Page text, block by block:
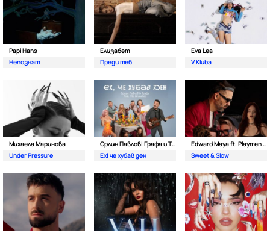
Papi Hans
Непознат
Елизабет
Преди теб
Eva Lea
V Kluba
Михаела Маринова
Under Pressure
Орлин Павлов| Графа и The Brunches
Ех| че хубав ден
Edward Maya ft. Playmen & Alma
Sweet & Slow